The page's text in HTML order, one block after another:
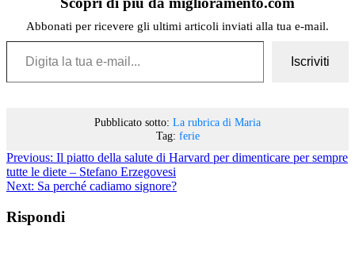
Abbonati per ricevere gli ultimi articoli inviati alla tua e-mail.
Digita la tua e-mail...
Iscriviti
Pubblicato sotto: La rubrica di Maria
Tag: ferie
Previous: Il piatto della salute di Harvard per dimenticare per sempre
tutte le diete – Stefano Erzegovesi
Next: Sa perché cadiamo signore?
Rispondi